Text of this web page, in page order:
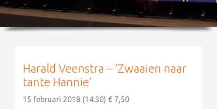
over ons
Harald Veenstra – ‘Zwaaien naar
tante Hannie’
15 februari 2018 (14:30) € 7,50